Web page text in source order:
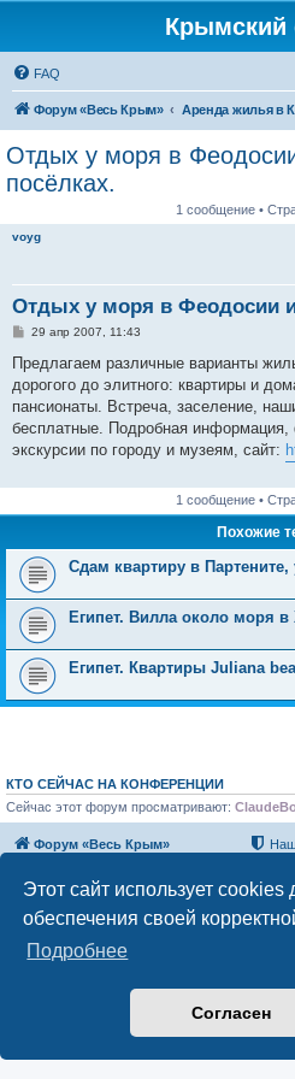
Этот сайт использует cookies
обеспечения своей
Подробнее
Согласен
FAQ
Форум «Весь Крым» Аренда жилья в
Отдых у моря в
посёлках.
1 сообщение •
voyg
Отдых у моря в Феодосии
С
о
щ
е
и
е
29 апр 2007, 11:43
Предлагаем различные варианты
дорогого до элитного: квартиры и
пансионаты. Встреча, заселение,
бесплатные. Подробная
экскурсии по городу и музеям, сайт:
1 сообщение •
Похожие
Сдам квартиру в
Египет. Вилла около моря в
Египет. Квартиры Juliana
КТО СЕЙЧАС НА КОНФЕРЕНЦИИ
Сейчас этот форум просматривают:
Форум «Весь Крым»
Создано на основе phpBB®